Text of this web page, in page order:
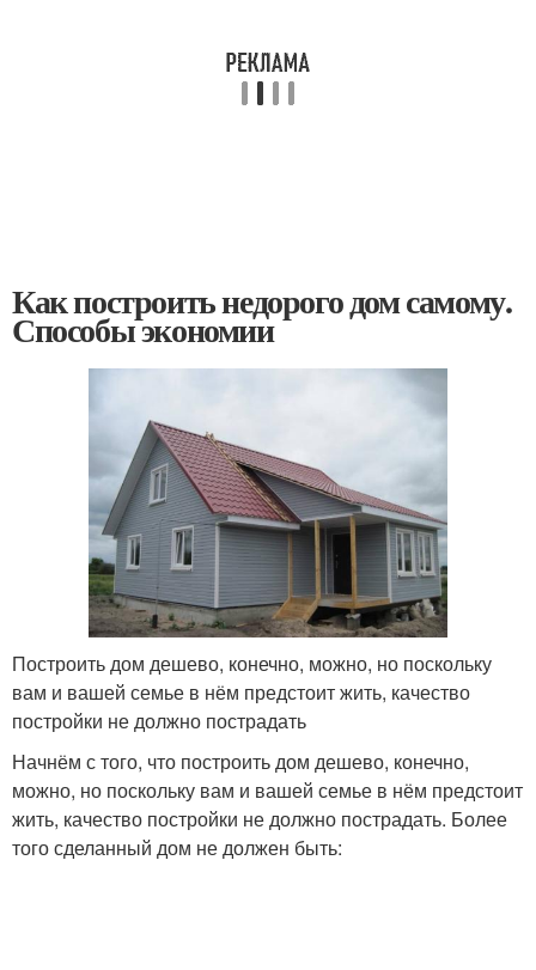
Как построить недорого дом самому.
Способы экономии
Построить дом дешево, конечно, можно, но поскольку
вам и вашей семье в нём предстоит жить, качество
постройки не должно пострадать
Начнём с того, что построить дом дешево, конечно,
можно, но поскольку вам и вашей семье в нём предстоит
жить, качество постройки не должно пострадать. Более
того сделанный дом не должен быть: